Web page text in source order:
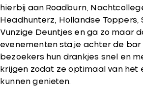
hierbij aan Roadburn,
Headhunterz, Hollandse Toppers,
Vunzige Deuntjes en ga zo maar
evenementen sta je achter de bar
bezoekers hun drankjes snel en
krijgen zodat ze optimaal van het
kunnen genieten.